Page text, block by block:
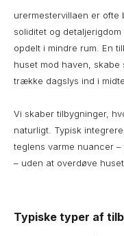
urermestervillaen er ofte
soliditet og
opdelt i mindre rum. En
huset mod haven,
trække dagslys ind i
Vi skaber tilbygninger,
naturligt. Typisk
teglens varme nuancer
– uden at overdøve
Typiske typer af